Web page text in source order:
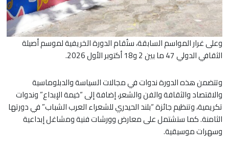
وعلى غرار المواسم السابقة، ستُقام الدورة الخريفية لموسم أصيلة
الثقافي الدولي 47 ما بين 2 و18 أكتوبر الأول 2026.
وتتضمن هذه الدورة ندوات في مجالات السياسة والدبلوماسية
والاقتصاد والثقافة والفن والشعر، إضافة إلى “خيمة الإبداع” وندوات
تكريمية، وتنظيم جائزة “بلند الحيدري للشعراء العرب الشباب” في دورتها
الثامنة. كما ستشتمل على معارض وورشات فنية ومشاغل إبداعية
وسهرات موسيقية.